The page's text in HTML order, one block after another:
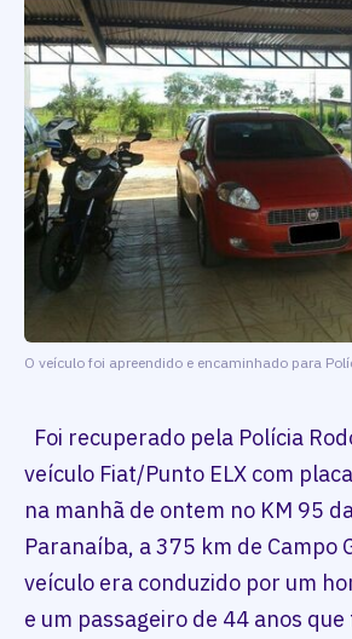
O veículo foi apreendido e encaminhado para
Foi recuperado pela Polícia
veículo Fiat/Punto ELX com
na manhã de ontem no KM 95
Paranaíba, a 375 km de Campo
veículo era conduzido por um
e um passageiro de 44 anos